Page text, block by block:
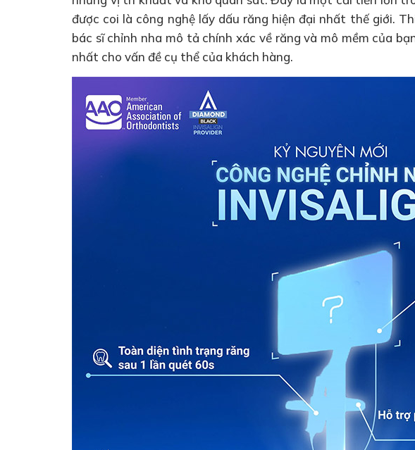
được coi là công nghệ lấy dấu răng hiện đại nhất thế giới.
bác sĩ chỉnh nha mô tả chính xác về răng và mô mềm của
nhất cho vấn đề cụ thể của khách hàng.